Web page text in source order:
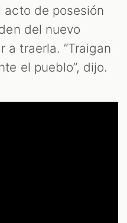
acto de posesión
del nuevo
a traerla. “Traigan
el pueblo”, dijo.